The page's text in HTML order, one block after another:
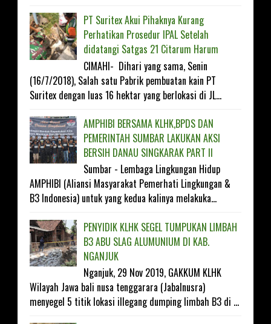
PT Suritex Akui Pihaknya Kurang
Perhatikan Prosedur IPAL Setelah
didatangi Satgas 21 Citarum Harum
CIMAHI- Dihari yang sama, Senin
(16/7/2018), Salah satu Pabrik pembuatan kain PT
Suritex dengan luas 16 hektar yang berlokasi di JL...
AMPHIBI BERSAMA KLHK,BPDS DAN
PEMERINTAH SUMBAR LAKUKAN AKSI
BERSIH DANAU SINGKARAK PART II
Sumbar - Lembaga Lingkungan Hidup
AMPHIBI (Aliansi Masyarakat Pemerhati Lingkungan &
B3 Indonesia) untuk yang kedua kalinya melakuka...
PENYIDIK KLHK SEGEL TUMPUKAN LIMBAH
B3 ABU SLAG ALUMUNIUM DI KAB.
NGANJUK
Nganjuk, 29 Nov 2019, GAKKUM KLHK
Wilayah Jawa bali nusa tenggarara (Jabalnusra)
menyegel 5 titik lokasi illegang dumping limbah B3 di ...